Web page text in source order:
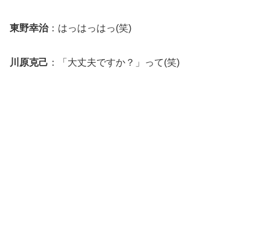
東野幸治：はっはっはっ(笑)
川原克己 ：「大丈夫ですか？」って(笑)